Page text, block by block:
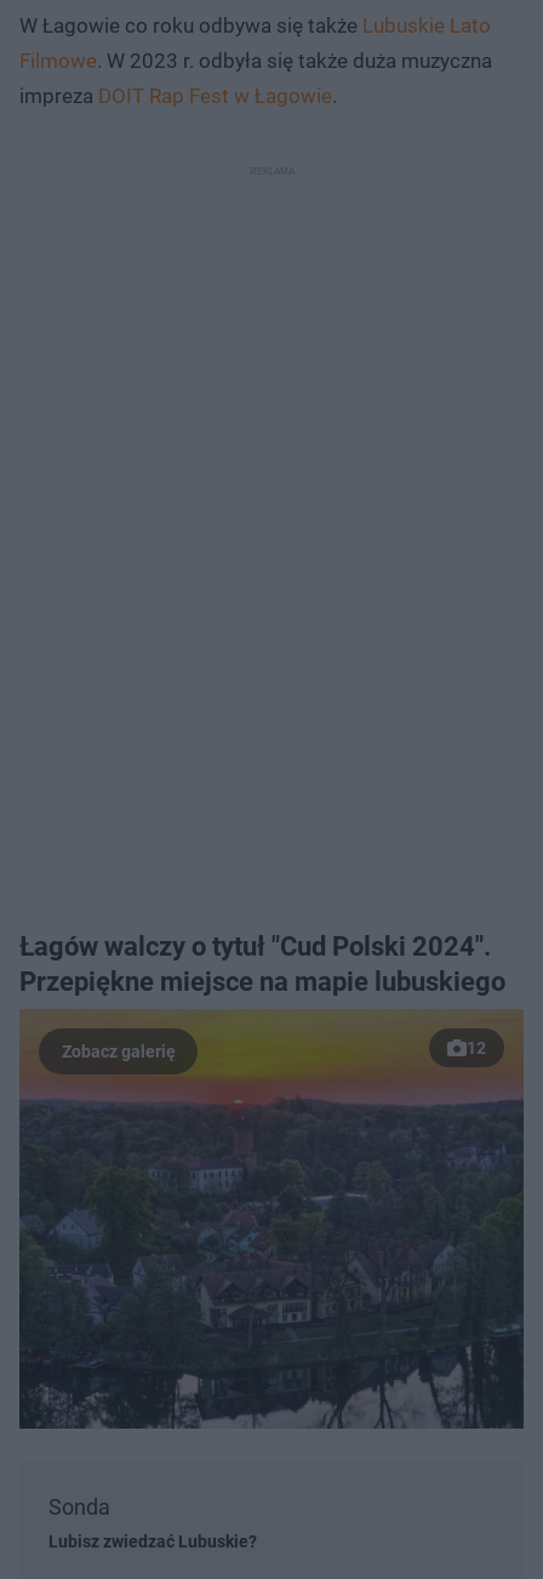
W Łagowie co roku odbywa się także Lubuskie Lato
Filmowe. W 2023 r. odbyła się także duża muzyczna
impreza DOIT Rap Fest w Łagowie.
Łagów walczy o tytuł "Cud Polski 2024".
Przepiękne miejsce na mapie lubuskiego
12
Sonda
Lubisz zwiedzać Lubuskie?